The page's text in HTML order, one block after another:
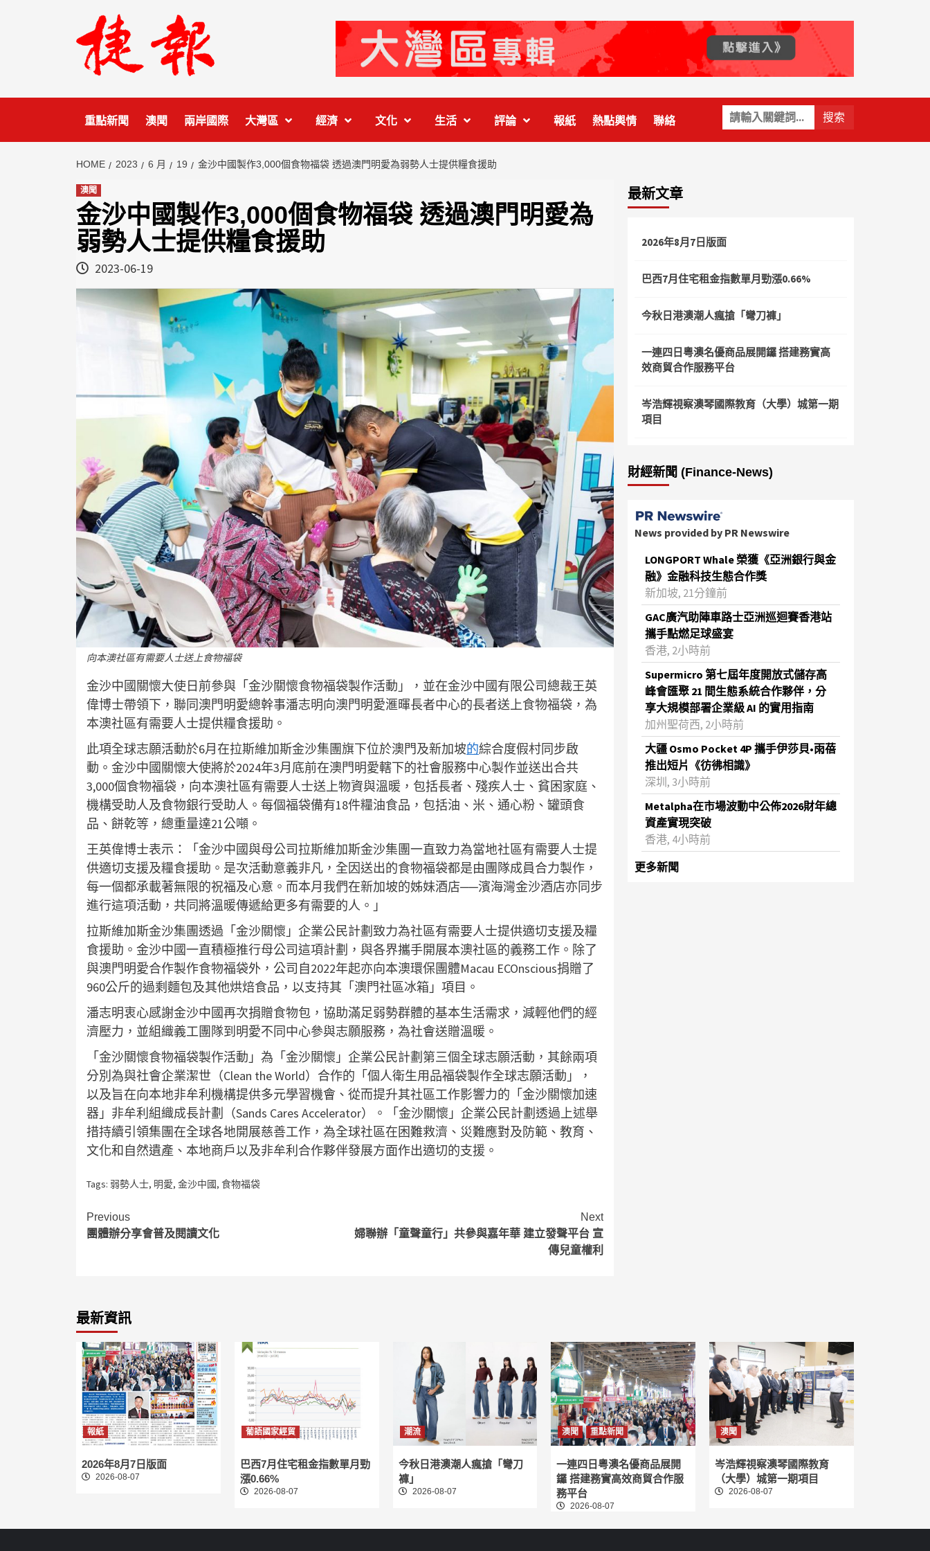
關
鍵
字:
重點新聞 澳聞 兩岸國際 大灣區 經濟 文化 生活 評論 報紙 熱點輿情 聯絡
HOME 2023 6 月 19 金沙中國製作3,000個食物福袋 透過澳門明愛為弱勢人士提供糧食援助
澳聞
金沙中國製作3,000個食物福袋 透過澳門明愛為
弱勢人士提供糧食援助
2023-06-19
向本澳社區有需要人士送上食物福袋
金沙中國關懷大使日前參與「金沙關懷食物福袋製作活動」，並在金沙中國有限公司總裁王英
偉博士帶領下，聯同澳門明愛總幹事潘志明向澳門明愛滙暉長者中心的長者送上食物福袋，為
本澳社區有需要人士提供糧食援助。
此項全球志願活動於6月在拉斯維加斯金沙集團旗下位於澳門及新加坡的綜合度假村同步啟
動。金沙中國關懷大使將於2024年3月底前在澳門明愛轄下的社會服務中心製作並送出合共
3,000個食物福袋，向本澳社區有需要人士送上物資與溫暖，包括長者、殘疾人士、貧困家庭、
機構受助人及食物銀行受助人。每個福袋備有18件糧油食品，包括油、米、通心粉、罐頭食
品、餅乾等，總重量達21公噸。
王英偉博士表示：「金沙中國與母公司拉斯維加斯金沙集團一直致力為當地社區有需要人士提
供適切支援及糧食援助。是次活動意義非凡，全因送出的食物福袋都是由團隊成員合力製作，
每一個都承載著無限的祝福及心意。而本月我們在新加坡的姊妹酒店──濱海灣金沙酒店亦同步
進行這項活動，共同將溫暖傳遞給更多有需要的人。」
拉斯維加斯金沙集團透過「金沙關懷」企業公民計劃致力為社區有需要人士提供適切支援及糧
食援助。金沙中國一直積極推行母公司這項計劃，與各界攜手開展本澳社區的義務工作。除了
與澳門明愛合作製作食物福袋外，公司自2022年起亦向本澳環保團體Macau ECOnscious捐贈了
960公斤的過剩麵包及其他烘焙食品，以支持其「澳門社區冰箱」項目。
潘志明衷心感謝金沙中國再次捐贈食物包，協助滿足弱勢群體的基本生活需求，減輕他們的經
濟壓力，並組織義工團隊到明愛不同中心參與志願服務，為社會送贈溫暖。
「金沙關懷食物福袋製作活動」為「金沙關懷」企業公民計劃第三個全球志願活動，其餘兩項
分別為與社會企業潔世（Clean the World）合作的「個人衛生用品福袋製作全球志願活動」，
以及旨在向本地非牟利機構提供多元學習機會、從而提升其社區工作影響力的「金沙關懷加速
器」非牟利組織成長計劃（Sands Cares Accelerator）。「金沙關懷」企業公民計劃透過上述舉
措持續引領集團在全球各地開展慈善工作，為全球社區在困難救濟、災難應對及防範、教育、
文化和自然遺產、本地商戶以及非牟利合作夥伴發展方面作出適切的支援。
Tags: 弱勢人士, 明愛, 金沙中國, 食物福袋
Continue
Reading
Previous
團體辦分享會普及閱讀文化
Next
婦聯辦「童聲童行」共參與嘉年華 建立發聲平台 宣
傳兒童權利
最新文章
2026年8月7日版面
巴西7月住宅租金指數單月勁漲0.66%
今秋日港澳潮人瘋搶「彎刀褲」
一連四日粵澳名優商品展開鑼 搭建務實高
效商貿合作服務平台
岑浩輝視察澳琴國際教育（大學）城第一期
項目
財經新聞 (Finance-News)
News provided by PR Newswire
LONGPORT Whale 榮獲《亞洲銀行與金
融》金融科技生態合作獎
新加坡, 21分鐘前
GAC廣汽助陣車路士亞洲巡迴賽香港站
攜手點燃足球盛宴
香港, 2小時前
Supermicro 第七屆年度開放式儲存高
峰會匯聚 21 間生態系統合作夥伴，分
享大規模部署企業級 AI 的實用指南
加州聖荷西, 2小時前
大疆 Osmo Pocket 4P 攜手伊莎貝•雨蓓
推出短片《彷彿相識》
深圳, 3小時前
Metalpha在市場波動中公佈2026財年總
資產實現突破
‌香港, 4小時前
更多新聞
最新資訊
報紙
2026年8月7日版面
2026-08-07
葡語國家經貿
巴西7月住宅租金指數單月勁
漲0.66%
2026-08-07
潮流
今秋日港澳潮人瘋搶「彎刀
褲」
2026-08-07
澳聞 重點新聞
一連四日粵澳名優商品展開
鑼 搭建務實高效商貿合作服
務平台
2026-08-07
澳聞
岑浩輝視察澳琴國際教育
（大學）城第一期項目
2026-08-07